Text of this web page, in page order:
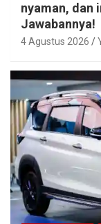
nyaman, dan
Jawabannya!
4 Agustus 2026